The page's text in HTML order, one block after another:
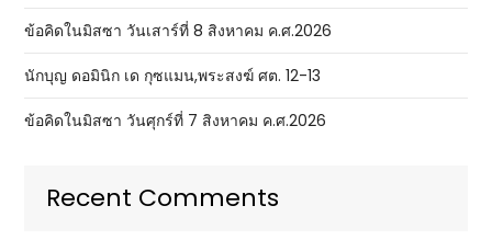
ข้อคิดในมิสซา วันเสาร์ที่ 8 สิงหาคม ค.ศ.2026
นักบุญ ดอมินิก เด กุซแมน,พระสงฆ์ ศต. 12-13
ข้อคิดในมิสซา วันศุกร์ที่ 7 สิงหาคม ค.ศ.2026
Recent Comments